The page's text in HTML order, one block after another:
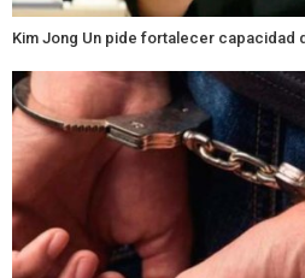
Kim Jong Un pide fortalecer capacidad